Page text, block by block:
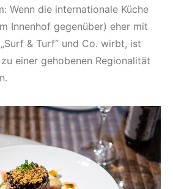
Wenn die internationale Küche
Innenhof gegenüber) eher mit
& Turf“ und Co. wirbt, ist
einer gehobenen Regionalität